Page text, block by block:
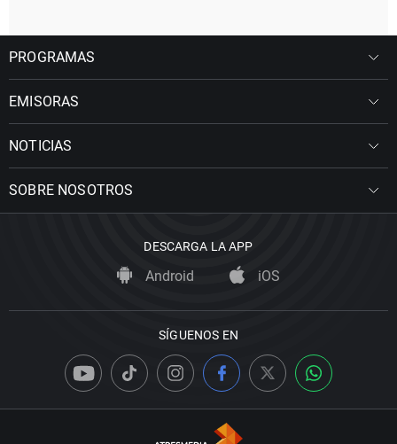
PROGRAMAS
EMISORAS
NOTICIAS
SOBRE NOSOTROS
DESCARGA LA APP
Android iOS
SÍGUENOS EN